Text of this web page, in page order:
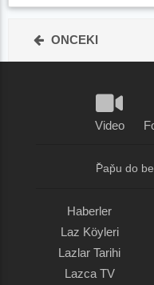
ONCEKI
Video
P̌ap̌u do
Haberler
Laz Köyleri
Lazlar Tarihi
Lazca TV